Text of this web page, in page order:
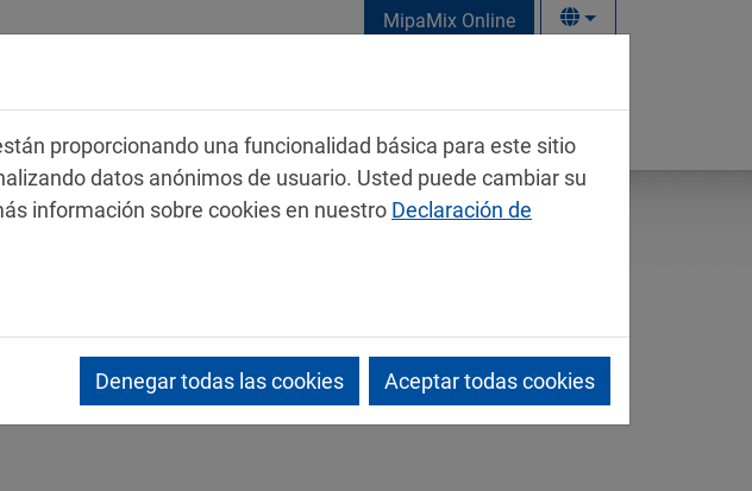
MipaMix Online
Contacto
proporcionando una funcionalidad básica para este sitio
datos anónimos de usuario. Usted puede cambiar su
información sobre cookies en nuestro Declaración de
Denegar todas las cookies Aceptar todas cookies